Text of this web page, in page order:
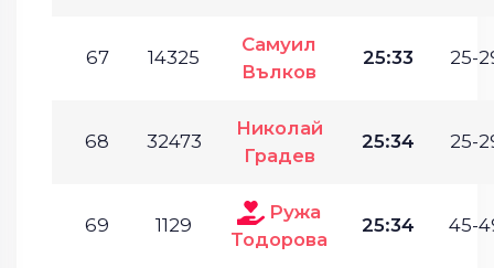
67 14325
Самуил
Вълков
25:33 25-
68 32473
Николай
Градев
25:34 25-
69 1129
Ружа
Тодорова
25:34 45-